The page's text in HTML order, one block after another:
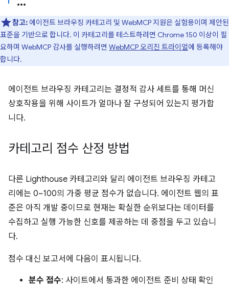
참고: 에이전트 브라우징 카테고리 및 WebMCP 지원은 실험용이며 제안된
표준을 기반으로 합니다. 이 카테고리를 테스트하려면 Chrome 150 이상이 필
요하며 WebMCP 감사를 실행하려면 WebMCP 오리진 트라이얼에 등록해야
합니다.
에이전트 브라우징 카테고리는 결정적 감사 세트를 통해 머신
상호작용을 위해 사이트가 얼마나 잘 구성되어 있는지 평가합
니다.
카테고리 점수 산정 방법
다른 Lighthouse 카테고리와 달리 에이전트 브라우징 카테고
리에는 0~100의 가중 평균 점수가 없습니다. 에이전트 웹의 표
준은 아직 개발 중이므로 현재는 확실한 순위보다는 데이터를
수집하고 실행 가능한 신호를 제공하는 데 중점을 두고 있습니
다.
점수 대신 보고서에 다음이 표시됩니다.
분수 점수: 사이트에서 통과한 에이전트 준비 상태 확인